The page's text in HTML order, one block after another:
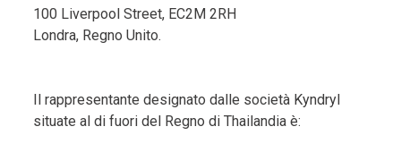
100 Liverpool Street, EC2M 2RH
Londra, Regno Unito.
Il rappresentante designato dalle società Kyndryl
situate al di fuori del Regno di Thailandia è: